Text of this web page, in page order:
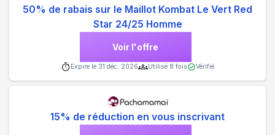
50% de rabais sur le Maillot Kombat Le Vert Red
Star 24/25 Homme
Voir l'offre
Expire le 31 déc. 2026 Utilisé 8 fois Vérifié
15% de réduction en vous inscrivant